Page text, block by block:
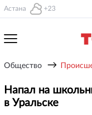
Астана +23
Общество →
Напал на
в Уральске